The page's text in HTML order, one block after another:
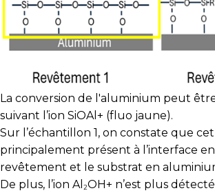
La conversion de l'aluminium peut
suivant l’ion SiOAl + (fluo jaune).
Sur l’échantillon 1, on constate que cet
principalement présent à l’interface
revêtement et le substrat en
De plus, l’ion Al 2OH+ n’est plus